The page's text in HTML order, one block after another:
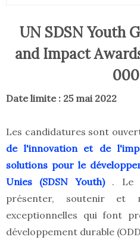
UN SDSN Youth
and Impact
Date limite : 25 mai 2022
Les candidatures sont
de l'innovation et de
solutions pour le
Unies (SDSN Youth). Le
présenter, soutenir et
exceptionnelles qui font
développement durable